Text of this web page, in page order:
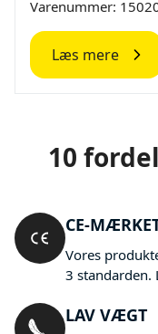
Varenummer:
Læs mere
10
CE-
Vores
3 standarden.
LAV VÆGT